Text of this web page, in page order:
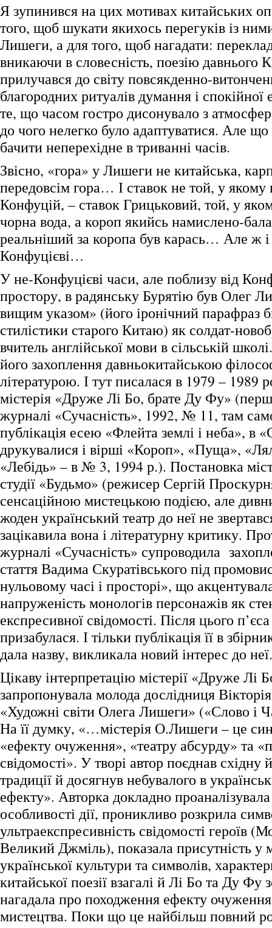
Я зупинився на цих мотивах китайських
того, щоб шукати якихось перегуків із
Лишеги, а для того, щоб нагадати:
вникаючи в словесність, поезію давнього
прилучався до світу повсякденно-
благородних ритуалів думання і спокійної
те, що часом гостро дисонувало з
до чого нелегко було адаптуватися. Але
бачити неперехідне в триванні часів.
Звісно, «гора» у Лишеги не китайська,
передовсім гора… І ставок не той, у
Конфуцій, – ставок Грицьковий, той, у
чорна вода, а короп якийсь намислено-
реальніший за коропа був карась… Але ж
Конфуцієві…
У не-Конфуцієві часи, але поблизу від
простору, в радянську Бурятію був Олег
вищим указом» (його іронічний парафраз
стилістики старого Китаю) як солдат-
вчитель англійської мови в сільській
його захоплення давньокитайською
літературою. І тут писалася в 1979 – 1989
містерія «Друже Лі Бо, брате Ду Фу»
журналі «Сучасність», 1992, № 11, там
публікація есею «Флейта землі і неба», в
друкувалися і вірші «Короп», «Пуща»,
«Лебідь» – в № 3, 1994 р.). Постановка
студії «Будьмо» (режисер Сергій
сенсаційною мистецькою подією, але
жоден український театр до неї не
зацікавила вона і літературну критику.
журналі «Сучасність» супроводила
стаття Вадима Скуратівського під
нульовому часі і просторі», що
напруженість монологів персонажів як
експресивної свідомості. Після цього
призабулася. І тільки публікація її в
дала назву, викликала новий інтерес до неї.
Цікаву інтерпретацію містерії «Друже Лі
запропонувала молода дослідниця
«Художні світи Олега Лишеги» («Слово і
На її думку, «…містерія О.Лишеги – це
«ефекту очуження», «театру абсурду» та
свідомості». У творі автор поєднав східну
традиції й досягнув небувалого в
ефекту». Авторка докладно
особливості дії, проникливо розкрила
ультраекспресивність свідомості героїв
Великий Джміль), показала присутність у
української культури та символів,
китайської поезії взагалі й Лі Бо та Ду
нагадала про походження ефекту очуження
мистецтва. Поки що це найбільш повний